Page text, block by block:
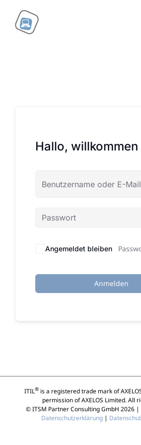
Inhalt
springen
Hallo,
Angemeldet bleiben
Anmelden
ITIL®is a registered trade mark of
permission of AXELOS Limited. All
© ITSM Partner Consulting GmbH 2026 |
Datenschutzerklärung |